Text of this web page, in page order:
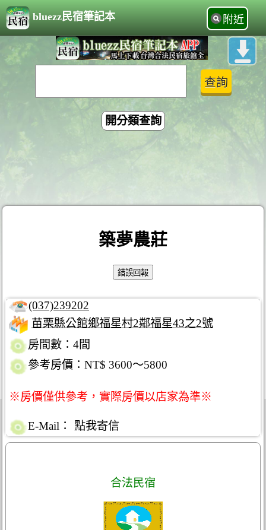
bluezz民宿筆記本 附近
開分類查詢
築夢農莊
(037)239202
苗栗縣公館鄉福星村2鄰福星43之2號
房間數：4間
參考房價：NT$ 3600～5800
※房價僅供參考，實際房價以店家為準※
E-Mail： 點我寄信
合法民宿